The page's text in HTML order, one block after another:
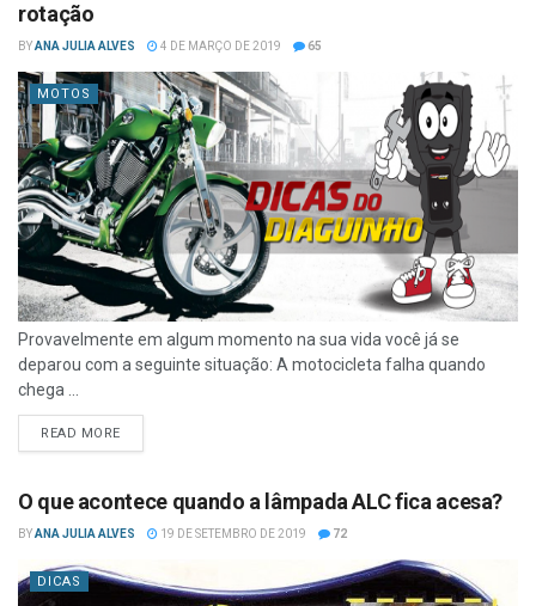
rotação
BYANA JULIA ALVES 4 DE MARÇO DE 2019 65
MOTOS
Provavelmente em algum momento na sua vida você já se
deparou com a seguinte situação: A motocicleta falha quando
chega ...
READ MORE
O que acontece quando a lâmpada ALC fica acesa?
BYANA JULIA ALVES 19 DE SETEMBRO DE 2019 72
DICAS